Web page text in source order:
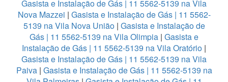
Gasista e Instalação de Gás | 11 5562-5139 na Vila
Nova Mazzei | Gasista e Instalação de Gás | 11 5562-
5139 na Vila Nova União| Gasista e Instalação de
Gás | 11 5562-5139 na Vila Olimpia | Gasista e
Instalação de Gás | 11 5562-5139 na Vila Oratório |
Gasista e Instalação de Gás | 11 5562-5139 na Vila
Paiva| Gasista e Instalação de Gás | 11 5562-5139 na